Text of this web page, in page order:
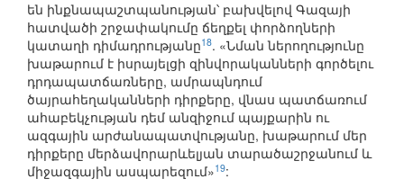
են ինքնապաշտպանության՝ բախվելով Գազայի
հատվածի շրջափակումը ճեղքել փորձողների
կատաղի դիմադրությանը18. «Նման ներողությունը
խաթարում է իսրայելցի զինվորականների գործելու
դրդապատճառները, ամրապնդում
ծայրահեղականների դիրքերը, վնաս պատճառում
ահաբեկչության դեմ անզիջում պայքարին ու
ազգային արժանապատվությանը, խաթարում մեր
դիրքերը մերձավորարևելյան տարածաշրջանում և
միջազգային ասպարեզում»19: